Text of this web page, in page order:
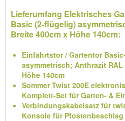
Lieferumfang Elektrisches
Basic (2-flügelig)
Breite 400cm x Höhe 140cm:
Einfahrtstor / Gartentor
asymmetrisch; Anthrazit RAL
Höhe 140cm
Sommer Twist 200E
Komplett-Set für Garten- &
Verbindungskabelsatz für
Konsole für